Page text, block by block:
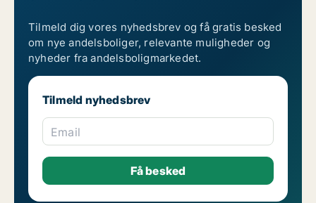
Tilmeld dig vores nyhedsbrev og få gratis besked
om nye andelsboliger, relevante muligheder og
nyheder fra andelsboligmarkedet.
Tilmeld nyhedsbrev
Email